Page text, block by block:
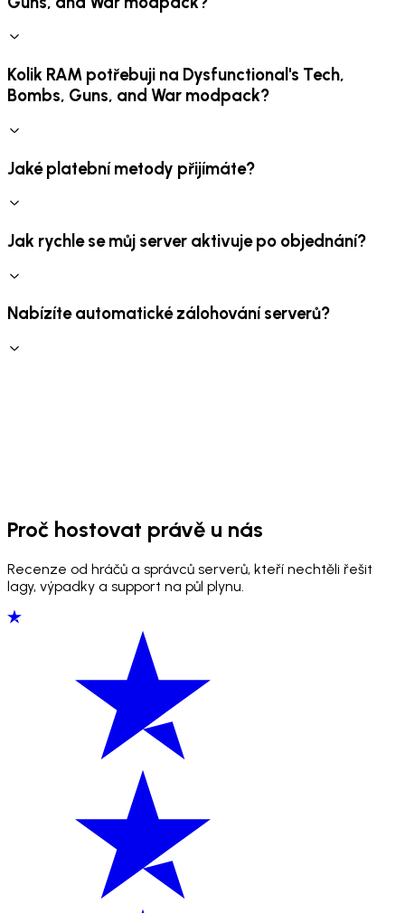
Kolik RAM potřebuji na Dysfunctional's Tech,
Bombs, Guns, and War modpack?
Jaké platební metody přijímáte?
Jak rychle se můj server aktivuje po objednání?
Nabízíte automatické zálohování serverů?
Proč hostovat právě u nás
Recenze od hráčů a správců serverů, kteří nechtěli řešit
lagy, výpadky a support na půl plynu.